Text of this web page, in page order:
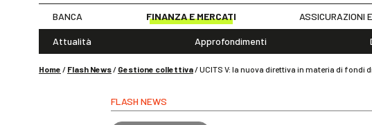
BANCA FINANZA E MERCATI ASSICURAZIONI
Attualità Approfondimenti
Home / Flash News/ Gestione collettiva/UCITS V: la nuova direttiva in materia di
FLASH NEWS